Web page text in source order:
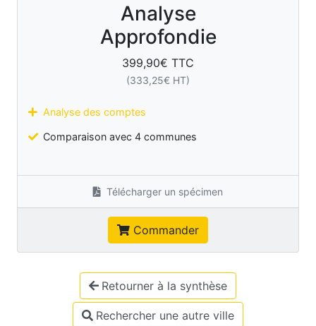
Analyse
Approfondie
399,90€ TTC
(333,25€ HT)
Analyse des comptes
Comparaison avec 4 communes
Télécharger un spécimen
Commander
Retourner à la synthèse
Rechercher une autre ville